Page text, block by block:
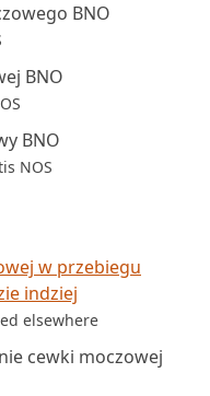
BNO
BNO
BNO
NOS
w przebiegu
indziej
elsewhere
cewki moczowej